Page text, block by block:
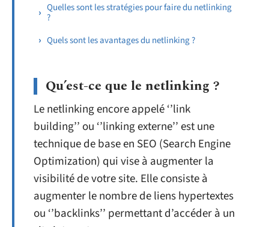
Quelles sont les stratégies pour faire du netlinking
?
Quels sont les avantages du netlinking ?
Qu’est-ce que le netlinking ?
Le netlinking encore appelé ‘’link
building’’ ou ‘’linking externe’’ est une
technique de base en SEO (Search Engine
Optimization) qui vise à augmenter la
visibilité de votre site. Elle consiste à
augmenter le nombre de liens hypertextes
ou ‘’backlinks’’ permettant d’accéder à un